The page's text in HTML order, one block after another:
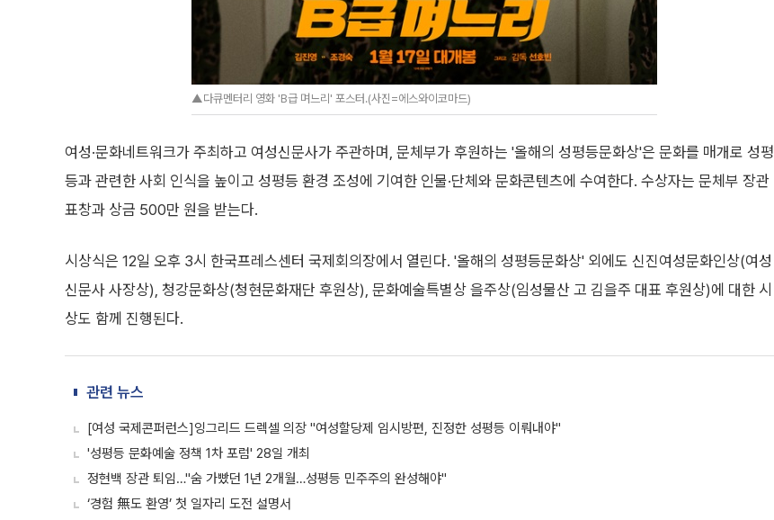
▲다큐멘터리 영화 'B급 며느리' 포스터.(사진=에스와이코마드)
여성·문화네트워크가 주최하고 여성신문사가 주관하며, 문체부가 후원하는 '올해의 성평등문화상'은 문화를 매개로 성평
등과 관련한 사회 인식을 높이고 성평등 환경 조성에 기여한 인물·단체와 문화콘텐츠에 수여한다. 수상자는 문체부 장관
표창과 상금 500만 원을 받는다.
시상식은 12일 오후 3시 한국프레스센터 국제회의장에서 열린다. '올해의 성평등문화상' 외에도 신진여성문화인상(여성
신문사 사장상), 청강문화상(청현문화재단 후원상), 문화예술특별상 을주상(임성물산 고 김을주 대표 후원상)에 대한 시
상도 함께 진행된다.
관련 뉴스
[여성 국제콘퍼런스]잉그리드 드렉셀 의장 "여성할당제 임시방편, 진정한 성평등 이뤄내야"
'성평등 문화예술 정책 1차 포럼' 28일 개최
정현백 장관 퇴임…"숨 가빴던 1년 2개월…성평등 민주주의 완성해야"
‘경험 無도 환영’ 첫 일자리 도전 설명서